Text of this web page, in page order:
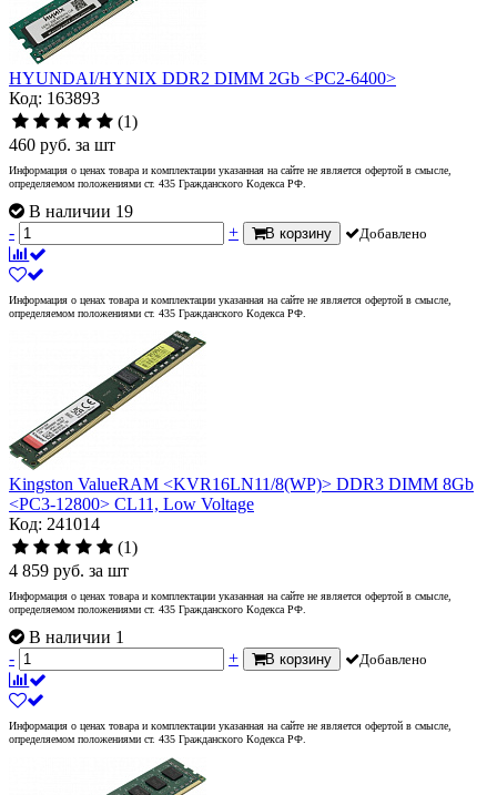
HYUNDAI/HYNIX DDR2 DIMM 2Gb <PC2-6400>
Код: 163893
(1)
460 руб. за шт
Информация о ценах товара и комплектации указанная на сайте не является офертой в смысле,
определяемом положениями ст. 435 Гражданского Кодекса РФ.
В наличии 19
-
+ В корзину Добавлено
Информация о ценах товара и комплектации указанная на сайте не является офертой в смысле,
определяемом положениями ст. 435 Гражданского Кодекса РФ.
Kingston ValueRAM <KVR16LN11/8(WP)> DDR3 DIMM 8Gb
<PC3-12800> CL11, Low Voltage
Код: 241014
(1)
4 859 руб. за шт
Информация о ценах товара и комплектации указанная на сайте не является офертой в смысле,
определяемом положениями ст. 435 Гражданского Кодекса РФ.
В наличии 1
-
+ В корзину Добавлено
Информация о ценах товара и комплектации указанная на сайте не является офертой в смысле,
определяемом положениями ст. 435 Гражданского Кодекса РФ.